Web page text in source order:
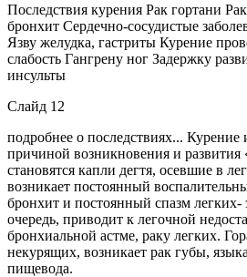
Последствия курения Рак гортани
бронхит Сердечно-сосудистые
Язву желудка, гастриты Курение
слабость Гангрену ног Задержку
инсульты
Слайд 12
подробнее о последствиях... Курение
причиной возникновения и развития
становятся капли дегтя, осевшие в
возникает постоянный
бронхит и постоянный спазм
очередь, приводит к легочной
бронхиальной астме, раку легких.
некурящих, возникает рак губы,
пищевода.